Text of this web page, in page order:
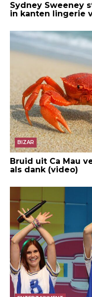
Sydney Sweeney
in kanten lingerie
BIZAR
Bruid uit Ca Mau
als dank (video)